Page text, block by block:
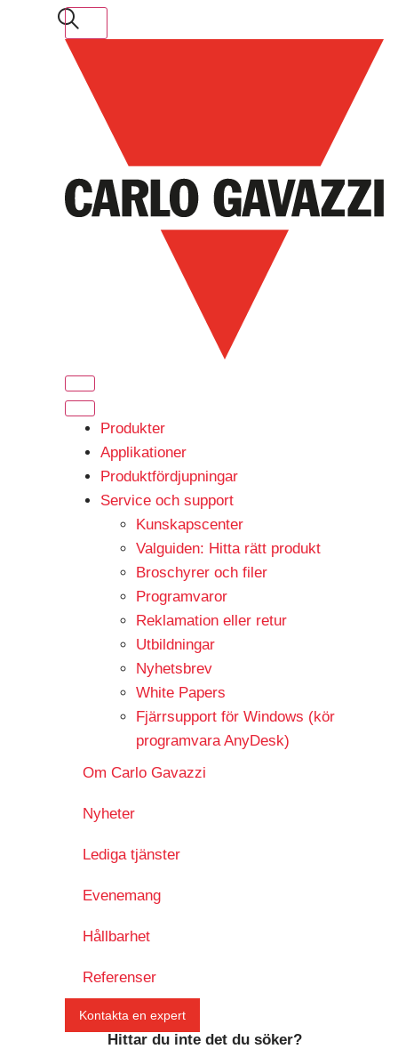
Produkter
Applikationer
Produktfördjupningar
Service och support
Kunskapscenter
Valguiden: Hitta rätt produkt
Broschyrer och filer
Programvaror
Reklamation eller retur
Utbildningar
Nyhetsbrev
White Papers
Fjärrsupport för Windows (kör
programvara AnyDesk)
Om Carlo Gavazzi
Nyheter
Lediga tjänster
Evenemang
Hållbarhet
Referenser
Kontakta en expert
Hittar du inte det du söker?